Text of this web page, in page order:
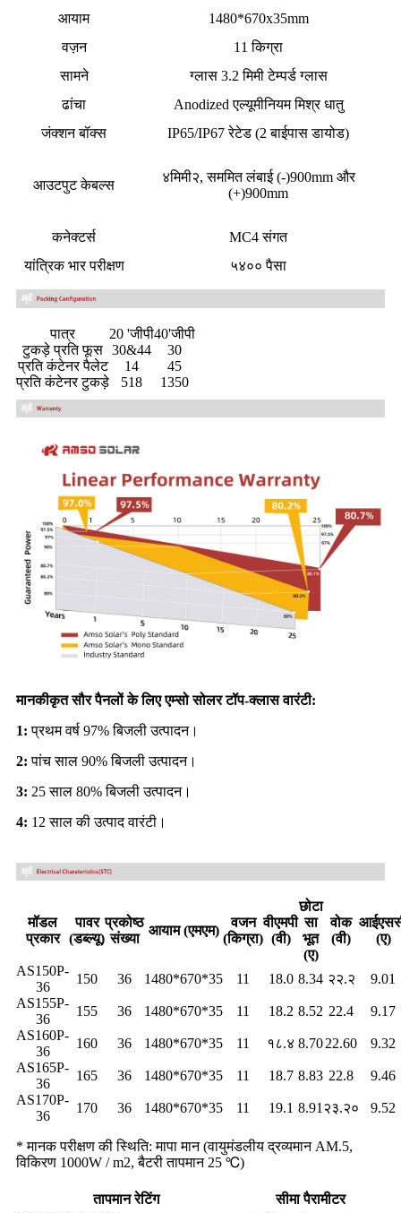
आयाम
1480*670x35mm
वज़न
11 किग्रा
सामने
ग्लास 3.2 मिमी टेम्पर्ड ग्लास
ढांचा
Anodized एल्यूमीनियम मिश्र धातु
जंक्शन बॉक्स
IP65/IP67 रेटेड (2 बाईपास डायोड)
आउटपुट केबल्स
४मिमी२,सममित लंबाई(-)900mm और
(+)900mm
कनेक्टर्स
MC4 संगत
यांत्रिक भार परीक्षण
५४०० पैसा
पात्र 20 'जीपी40'जीपी
टुकड़े प्रति फूस 30&44
30
प्रति कंटेनर पैलेट
14
45
प्रति कंटेनर टुकड़े
518 1350
मानकीकृत सौर पैनलों के लिए एम्सो सोलर टॉप-क्लास वारंटी:
1: प्रथम वर्ष 97% बिजली उत्पादन।
2: पांच साल 90% बिजली उत्पादन।
3: 25 साल 80% बिजली उत्पादन।
4: 12 साल की उत्पाद वारंटी।
मॉडल
प्रकार
पावर
(डब्ल्यू)
प्रकोष्ठ
संख्या
आयाम (एमएम)
वजन
(किग्रा)
वीएमपी
(वी)
छोटा
सा
भूत
(ए)
वोक
(वी)
(ए)
AS150P-
36
150 36 1480*670*35 11 18.0 8.34 २२.२
9.01
AS155P-
36
155 36 1480*670*35 11 18.2 8.52 22.4
9.17
AS160P-
36
160 36 1480*670*35 11 १८.४ 8.7022.60
9.32
AS165P-
36
165 36 1480*670*35 11 18.7 8.83 22.8
9.46
AS170P-
36
170 36 1480*670*35 11 19.1 8.91 २३.२० 9.52
* मानक परीक्षण की स्थिति: मापा मान (वायुमंडलीय द्रव्यमान AM.5,
विकिरण 1000W / m2, बैटरी तापमान 25 ℃)
तापमान रेटिंग
सीमा पैरामीटर